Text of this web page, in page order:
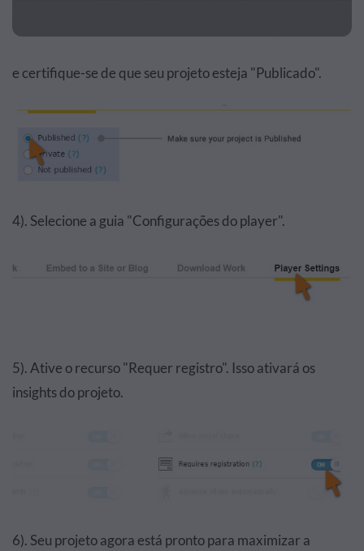
e certifique-se de que seu projeto esteja "Publicado".
4). Selecione a guia "Configurações do player".
5). Ative o recurso "Requer registro". Isso ativará os
insights do projeto.
6). Seu projeto agora está pronto para maximizar a